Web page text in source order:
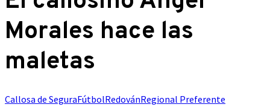
Morales hace las
maletas
Callosa de SeguraFútbolRedovánRegional Preferente